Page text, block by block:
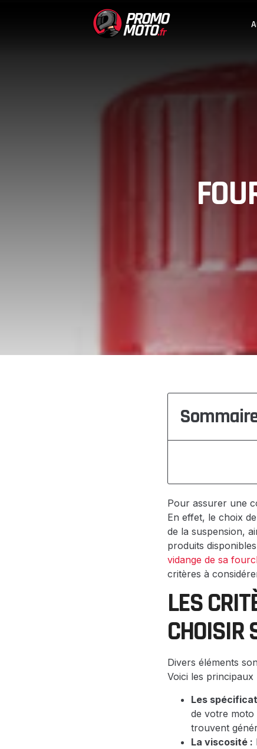
Pour assurer une
En effet, le choix
de la suspension,
produits
vidange de sa
critères à
LES
CHOISIR
Divers éléments
Voici les principaux
Les
de votre moto
trouvent
La viscosité :